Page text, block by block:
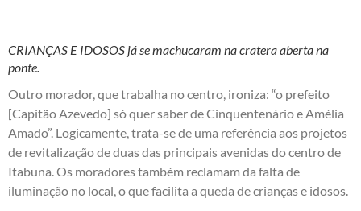
CRIANÇAS E IDOSOS já se machucaram na cratera aberta na
ponte.
Outro morador, que trabalha no centro, ironiza: “o prefeito
[Capitão Azevedo] só quer saber de Cinquentenário e Amélia
Amado”. Logicamente, trata-se de uma referência aos projetos
de revitalização de duas das principais avenidas do centro de
Itabuna. Os moradores também reclamam da falta de
iluminação no local, o que facilita a queda de crianças e idosos.